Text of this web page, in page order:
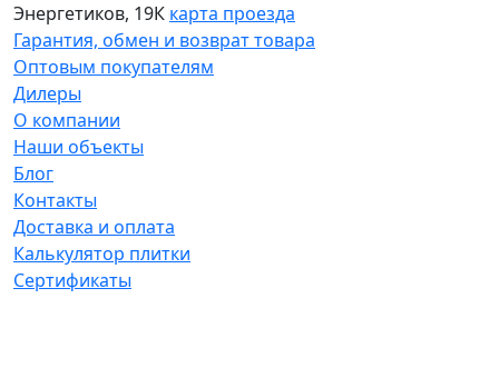
Энергетиков, 19К карта проезда
Гарантия, обмен и возврат товара
Оптовым покупателям
Дилеры
О компании
Наши объекты
Блог
Контакты
Доставка и оплата
Калькулятор плитки
Сертификаты